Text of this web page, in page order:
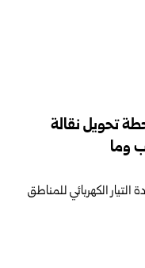
تحويل نقالة
وما